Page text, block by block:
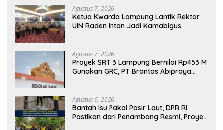
Agustus 7, 2026
Ketua Kwarda Lampung Lantik Rektor
UIN Raden Intan Jadi Kamabigus
Agustus 7, 2026
Proyek SRT 3 Lampung Bernilai Rp453 M
Gunakan GRC, PT Brantas Abipraya
Agustus 6, 2026
Bantah Isu Pakai Pasir Laut, DPR RI
Pastikan dari Penambang Resmi, Proyek